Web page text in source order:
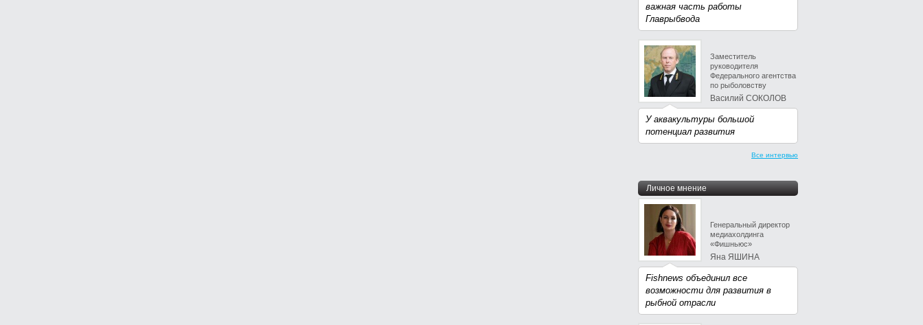
важная часть работы
Главрыбвода
Заместитель
руководителя
Федерального агентства
по рыболовству
Василий СОКОЛОВ
У аквакультуры большой
потенциал развития
Все интервью
Личное мнение
Генеральный директор
медиахолдинга
«Фишньюс»
Яна ЯШИНА
Fishnews объединил все
возможности для развития в
рыбной отрасли